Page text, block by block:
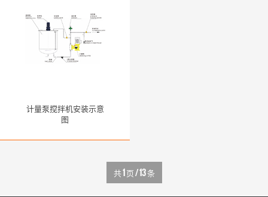
计量泵搅拌机安装示意
图
共1页 /13条